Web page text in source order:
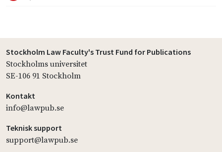
Stockholm Law Faculty's Trust Fund for Publications
Stockholms universitet
SE-106 91 Stockholm
Kontakt
info@lawpub.se
Teknisk support
support@lawpub.se